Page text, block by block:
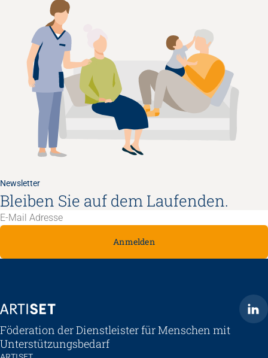
Newsletter
Bleiben Sie auf dem Laufenden.
Anmelden
ARTISET
Föderation der Dienstleister für Menschen mit
Unterstützungsbedarf